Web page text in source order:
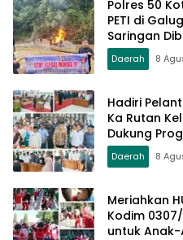
Polres 50
PETI di
Saringan
Daerah 8
Hadiri
Ka Rutan
Dukung
Daerah 8
Meriahkan
Kodim
untuk Anak-